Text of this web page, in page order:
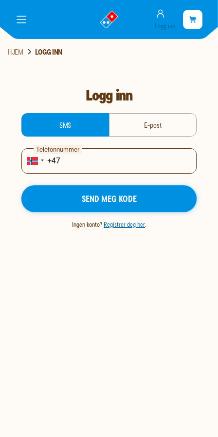
meny
gå
til
landingssiden
Konto
Logg inn
er
tom
HJEM LOGG INN
Logg inn
login-type
SMS E-post
Telefonnummer
SEND MEG KODE
Ingen konto? Registrer deg her.